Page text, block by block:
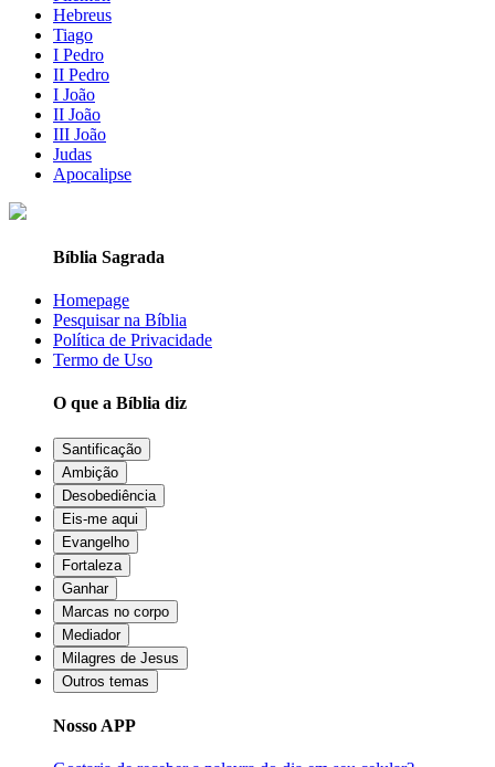
Hebreus
Tiago
I Pedro
II Pedro
I João
II João
III João
Judas
Apocalipse
Bíblia Sagrada
Homepage
Pesquisar na Bíblia
Política de Privacidade
Termo de Uso
O que a Bíblia diz
Santificação
Ambição
Desobediência
Eis-me aqui
Evangelho
Fortaleza
Ganhar
Marcas no corpo
Mediador
Milagres de Jesus
Outros temas
Nosso APP